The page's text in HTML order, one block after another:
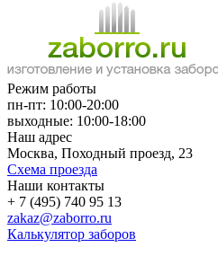
Режим работы
пн-пт: 10:00-20:00
выходные: 10:00-18:00
Наш адрес
Москва, Походный проезд, 23
Схема проезда
Наши контакты
+ 7 (495) 740 95 13
zakaz@zaborro.ru
Калькулятор заборов